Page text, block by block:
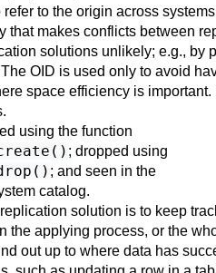
to the origin across
that makes conflicts between
solutions unlikely; e.g., by
OID is used only to avoid
space efficiency is important.
using the function
; dropped using
; and seen in the
catalog.
solution is to keep
the applying process, or the
out up to where data has